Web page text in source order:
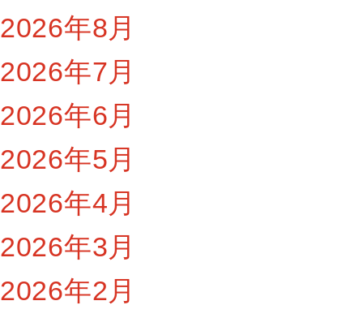
2026年8月
2026年7月
2026年6月
2026年5月
2026年4月
2026年3月
2026年2月